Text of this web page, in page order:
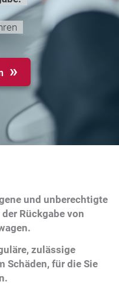
und unberechtigte
Rückgabe von
zulässige
Schäden, für die Sie